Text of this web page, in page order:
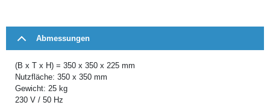
Abmessungen
(B x T x H) = 350 x 350 x 225 mm
Nutzfläche: 350 x 350 mm
Gewicht: 25 kg
230 V / 50 Hz